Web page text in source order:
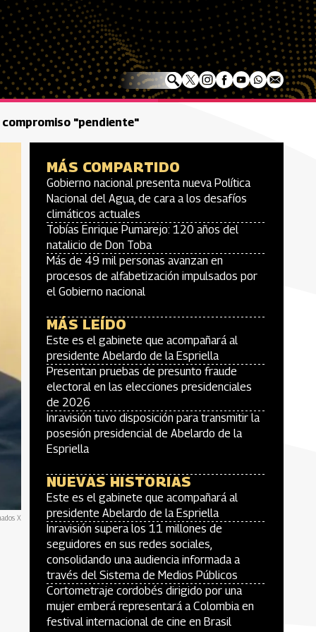
compromiso "pendiente"
X
MÁS COMPARTIDO
Gobierno nacional presenta nueva Política
Nacional del Agua, de cara a los desafíos
climáticos actuales
Tobías Enrique Pumarejo: 120 años del
natalicio de Don Toba
Más de 49 mil personas avanzan en
procesos de alfabetización impulsados por
el Gobierno nacional
MÁS LEÍDO
Este es el gabinete que acompañará al
presidente Abelardo de la Espriella
Presentan pruebas de presunto fraude
electoral en las elecciones presidenciales
de 2026
Inravisión tuvo disposición para transmitir la
posesión presidencial de Abelardo de la
Espriella
NUEVAS HISTORIAS
Este es el gabinete que acompañará al
presidente Abelardo de la Espriella
Inravisión supera los 11 millones de
seguidores en sus redes sociales,
consolidando una audiencia informada a
través del Sistema de Medios Públicos
Cortometraje cordobés dirigido por una
mujer emberá representará a Colombia en
festival internacional de cine en Brasil